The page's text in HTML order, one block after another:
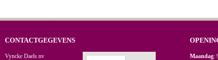
CONTACTGEGEVENS
Vyncke Daels nv
Maandag: